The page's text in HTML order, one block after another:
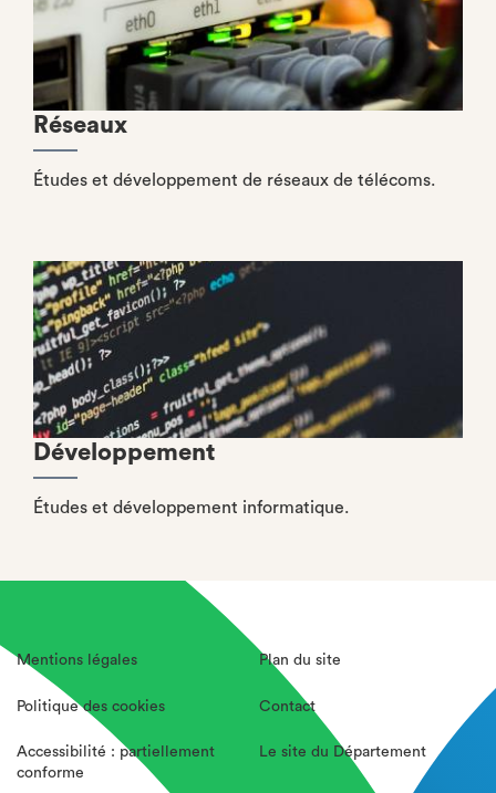
Réseaux
Études et développement de réseaux de télécoms.
Développement
Études et développement informatique.
Mentions légales
Politique des cookies
Accessibilité : partiellement
conforme
Plan du site
Contact
Le site du Département